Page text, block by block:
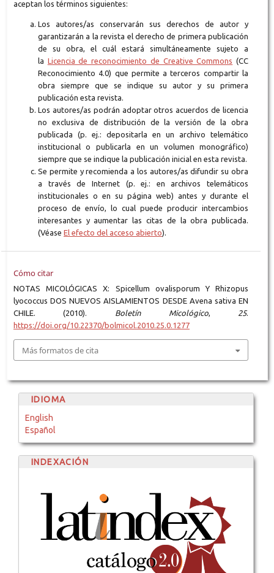
aceptan los términos siguientes:
Los autores/as conservarán sus derechos de autor y
garantizarán a la revista el derecho de primera publicación
de su obra, el cuál estará simultáneamente sujeto a
la Licencia de reconocimiento de Creative Commons (CC
Reconocimiento 4.0) que permite a terceros compartir la
obra siempre que se indique su autor y su primera
publicación esta revista.
Los autores/as podrán adoptar otros acuerdos de licencia
no exclusiva de distribución de la versión de la obra
publicada (p. ej.: depositarla en un archivo telemático
institucional o publicarla en un volumen monográfico)
siempre que se indique la publicación inicial en esta revista.
Se permite y recomienda a los autores/as difundir su obra
a través de Internet (p. ej.: en archivos telemáticos
institucionales o en su página web) antes y durante el
proceso de envío, lo cual puede producir intercambios
interesantes y aumentar las citas de la obra publicada.
(Véase El efecto del acceso abierto).
Cómo citar
NOTAS MICOLÓGICAS X: Spicellum ovalisporum Y Rhizopus
lyococcus DOS NUEVOS AISLAMIENTOS DESDE Avena sativa EN
CHILE. (2010). Boletín Micológico, 25.
https://doi.org/10.22370/bolmicol.2010.25.0.1277
Más formatos de cita
IDIOMA
English
Español
INDEXACIÓN